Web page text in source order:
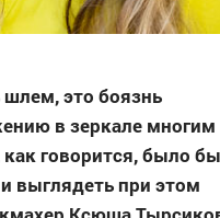
это боязнь
в зеркале многим
говорится, было бы
выглядеть при этом